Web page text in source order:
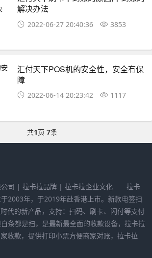
解决办法
2022-06-27 20:40:36 3853
汇付天下POS机的安全性，安全有保
障
2022-06-14 20:23:42 1117
共1页 7条
司 | 拉卡拉品牌 | 拉卡拉企业文化 拉卡
2003年，于2019年赴香港上市。新款电签扫
代的新产品，支持：扫码、刷卡、闪付等支付
条都是扫，是最新最全面的收款设备，拉卡拉
收款，提供打印小票方便商家对账，拉卡拉